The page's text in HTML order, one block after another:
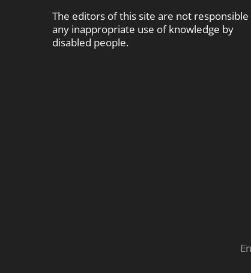
The editors of this site are not
any inappropriate use of knowledge by
disabled people.